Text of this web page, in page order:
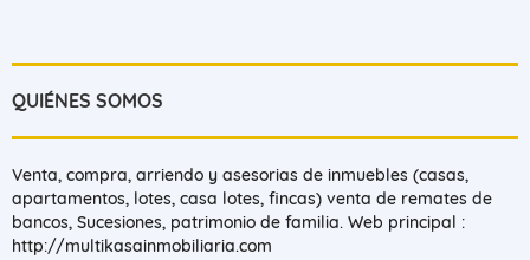
QUIÉNES SOMOS
Venta, compra, arriendo y asesorias de inmuebles (casas,
apartamentos, lotes, casa lotes, fincas) venta de remates de
bancos, Sucesiones, patrimonio de familia. Web principal :
http://multikasainmobiliaria.com